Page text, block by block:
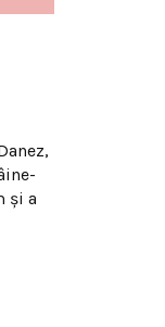
şi a